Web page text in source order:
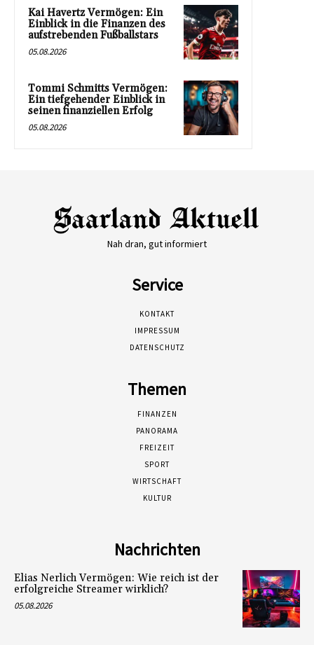
Kai Havertz Vermögen: Ein
Einblick in die Finanzen des
aufstrebenden Fußballstars
05.08.2026
Tommi Schmitts Vermögen:
Ein tiefgehender Einblick in
seinen finanziellen Erfolg
05.08.2026
Nah dran, gut informiert
Service
KONTAKT
IMPRESSUM
DATENSCHUTZ
Themen
FINANZEN
PANORAMA
FREIZEIT
SPORT
WIRTSCHAFT
KULTUR
Nachrichten
Elias Nerlich Vermögen: Wie reich ist der
erfolgreiche Streamer wirklich?
05.08.2026